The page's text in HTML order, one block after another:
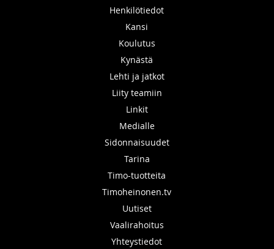
Henkilötiedot
Kansi
Koulutus
Kynästä
Lehti ja jatkot
Liity teamiin
Linkit
Medialle
Sidonnaisuudet
Tarina
Timo-tuotteita
Timoheinonen.tv
Uutiset
Vaalirahoitus
Yhteystiedot